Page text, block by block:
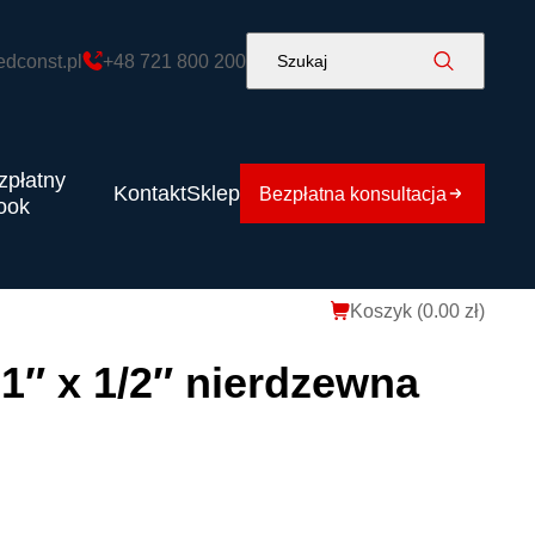
+48 721 800 200 Szukaj
KontaktSklep Bezpłatna konsultacja
Koszyk (0.00 zł)
x 1/2″ nierdzewna